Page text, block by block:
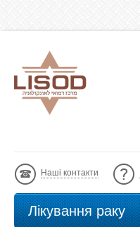
Наші контакти
Лікування раку